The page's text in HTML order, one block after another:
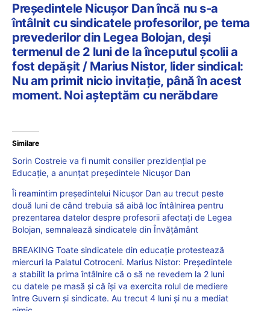
Președintele Nicușor Dan încă nu s-a
întâlnit cu sindicatele profesorilor, pe tema
prevederilor din Legea Bolojan, deși
termenul de 2 luni de la începutul școlii a
fost depășit / Marius Nistor, lider sindical:
Nu am primit nicio invitație, până în acest
moment. Noi așteptăm cu nerăbdare
Similare
Sorin Costreie va fi numit consilier prezidențial pe
Educație, a anunțat președintele Nicușor Dan
Îi reamintim președintelui Nicușor Dan au trecut peste
două luni de când trebuia să aibă loc întâlnirea pentru
prezentarea datelor despre profesorii afectați de Legea
Bolojan, semnalează sindicatele din Învățământ
BREAKING Toate sindicatele din educație protestează
miercuri la Palatul Cotroceni. Marius Nistor: Președintele
a stabilit la prima întâlnire că o să ne revedem la 2 luni
cu datele pe masă și că își va exercita rolul de mediere
între Guvern și sindicate. Au trecut 4 luni și nu a mediat